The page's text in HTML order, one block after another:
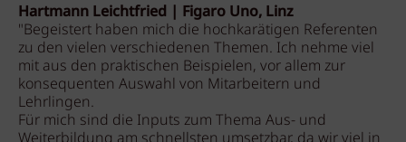
Hartmann Leichtfried | Figaro Uno, Linz
"Begeistert haben mich die hochkarätigen Referenten
zu den vielen verschiedenen Themen. Ich nehme viel
mit aus den praktischen Beispielen, vor allem zur
konsequenten Auswahl von Mitarbeitern und
Lehrlingen.
Für mich sind die Inputs zum Thema Aus- und